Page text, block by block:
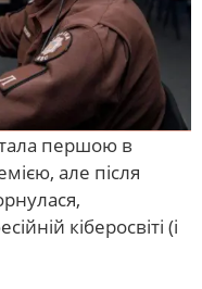
першою в
але після
кіберосвіті (і